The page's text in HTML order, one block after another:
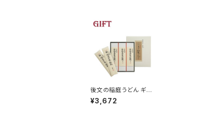
後文の稲庭うどん ギフ
トセット 1箱 150g×2束
×3箱(900g）
¥3,672